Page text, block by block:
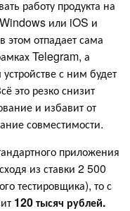
работу продукта на
или iOS и
этом отпадает сама
Telegram, а
с ним будет
это резко снизит
и избавит от
совместимости.
приложения
из ставки 2 500
тестировщика), то с
120 тысяч рублей.